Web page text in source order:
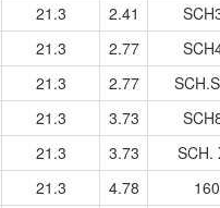
21.3 2.41
21.3 2.77
21.3 2.77
21.3 3.73
21.3 3.73 SCH.
21.3 4.78 160